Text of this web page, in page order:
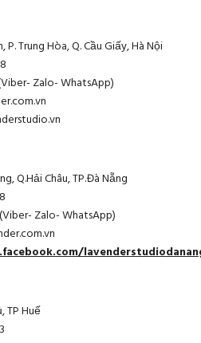
P. Trung Hòa, Q. Cầu Giấy, Hà Nội
Zalo- WhatsApp)
Q.Hải Châu, TP.Đà Nẵng
(Viber- Zalo- WhatsApp)
TP Huế